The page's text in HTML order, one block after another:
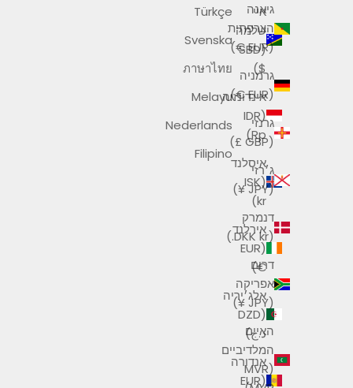
גיאנה
הצרפתית
(EUR €)
גרמניה
(EUR €)
גרנזי
(GBP £)
ג׳רזי
(JPY ¥)
דנמרק
(DKK kr.)
דרום
אפריקה
(JPY ¥)
האיים
המלדיביים
(MVR
איי
שלמה
(SBD
$)
אינדונזיה
(IDR
Rp)
איסלנד
(ISK
kr)
אירלנד
(EUR
€)
אלג׳יריה
(DZD
د.ج)
אנדורה
(EUR
Türkçe
Svenska
ภาษาไทย
Melayu
Nederlands
Filipino